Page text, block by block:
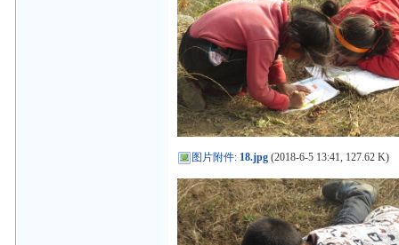
图片附件: 18.jpg (2018-6-5 13:41, 127.62 K)